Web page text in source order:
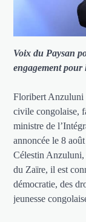
Voix du Paysan
engagement pour
Floribert Anzuluni
civile congolaise,
ministre de
annoncée le 8
Célestin Anzuluni,
du Zaïre, il est
démocratie, des
jeunesse